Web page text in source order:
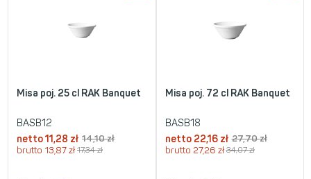
Misa poj. 25 cl RAK Banquet
BASB12
netto11,28 zł 14,10zł
brutto 13,87 zł 17,34zł
Misa poj. 72 cl RAK Banquet
BASB18
netto 22,16 zł 27,70zł
brutto 27,26 zł 34,07zł